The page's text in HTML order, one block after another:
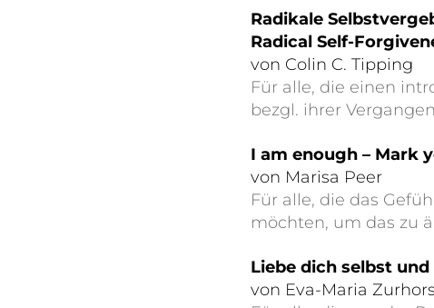
Radikale
Radical Self-
von Colin C. Tipping
Für alle, die einen
bezgl. ihrer
I am enough – Mark
von Marisa Peer
Für alle, die das
möchten, um das zu
Liebe dich selbst
von Eva-Maria